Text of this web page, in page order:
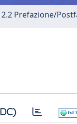
2.2 Prefazione/